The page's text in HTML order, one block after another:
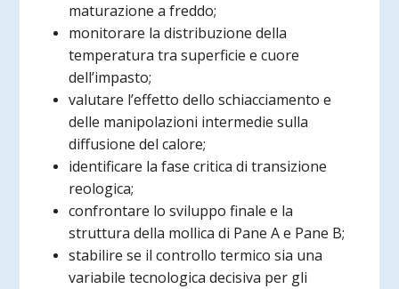
maturazione a freddo;
monitorare la distribuzione della
temperatura tra superficie e cuore
dell’impasto;
valutare l’effetto dello schiacciamento e
delle manipolazioni intermedie sulla
diffusione del calore;
identificare la fase critica di transizione
reologica;
confrontare lo sviluppo finale e la
struttura della mollica di Pane A e Pane B;
stabilire se il controllo termico sia una
variabile tecnologica decisiva per gli